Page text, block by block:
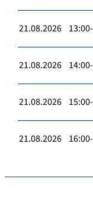
21.08.2026
21.08.2026
21.08.2026
21.08.2026